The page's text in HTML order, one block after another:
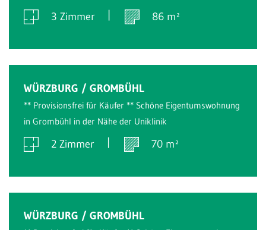
3 Zimmer 86 m²
WÜRZBURG / GROMBÜHL
** Provisionsfrei für Käufer ** Schöne Eigentumswohnung
in Grombühl in der Nähe der Uniklinik
2 Zimmer 70 m²
WÜRZBURG / GROMBÜHL